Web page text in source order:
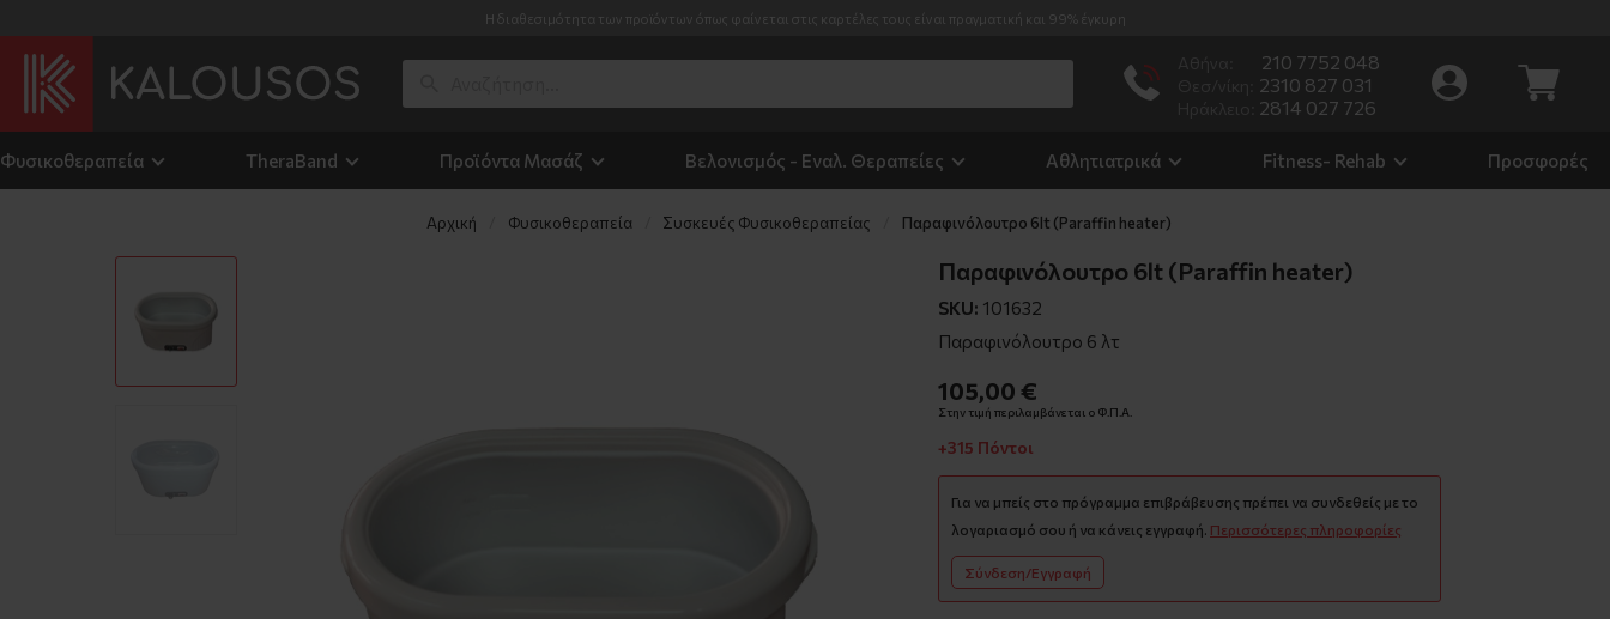
Η διαθεσιμότητα των προϊόντων όπως φαίνεται στις καρτέλες τους είναι πραγματική και 99% έγκυρη
210 7752 048
2310 827 031
2814 027 726
Φυσικοθεραπεία TheraΒand Προϊόντα Μασάζ Βελονισμός - Εναλ. Θεραπείες Αθλητιατρικά Fitness- Rehab Προσφορές
Αρχική Φυσικοθεραπεία Συσκευές Φυσικοθεραπείας Παραφινόλουτρο 6lt (Paraffin heater)
Παραφινόλουτρο 6lt (Paraffin heater)
SKU: 101632
Παραφινόλουτρο 6 λτ
105,00 €
Στην τιμή περιλαμβάνεται ο Φ.Π.Α.
+315 Πόντοι
Για να μπείς στο πρόγραμμα επιβράβευσης πρέπει να συνδεθείς με το
λογαριασμό σου ή να κάνεις εγγραφή. Περισσότερες πληροφορίες
Σύνδεση/Εγγραφή